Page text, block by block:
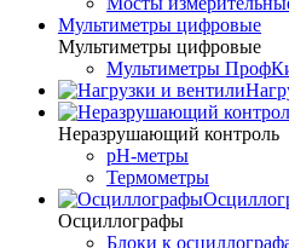
Мультиметры цифровые
Мультиметры цифровые
Мультиметры
Неразрушающий контроль
pH-метры
Термометры
Осциллографы
Блоки к